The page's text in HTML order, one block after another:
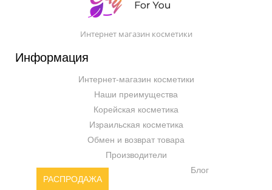
Интернет магазин косметики
Информация
Интернет-магазин косметики
Наши преимущества
Корейская косметика
Израильская косметика
Обмен и возврат товара
Производители
РАСПРОДАЖА
Блог